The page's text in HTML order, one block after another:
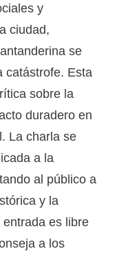
y
ciudad,
se
catástrofe. Esta
sobre la
duradero en
La charla se
a la
al público a
y la
es libre
a los